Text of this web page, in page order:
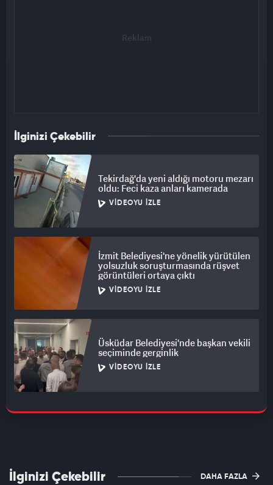
İlginizi Çekebilir
Tekirdağ'da yeni aldığı motoru mezarı
oldu: Feci kaza anları kamerada
VIDEOYU İZLE
İzmit Belediyesi'ne yönelik yürütülen
yolsuzluk soruşturmasında rüşvet
görüntüleri ortaya çıktı
VIDEOYU İZLE
Üsküdar Belediyesi'nde başkan vekili
seçiminde gerginlik
VIDEOYU İZLE
İlginizi Çekebilir DAHA FAZLA